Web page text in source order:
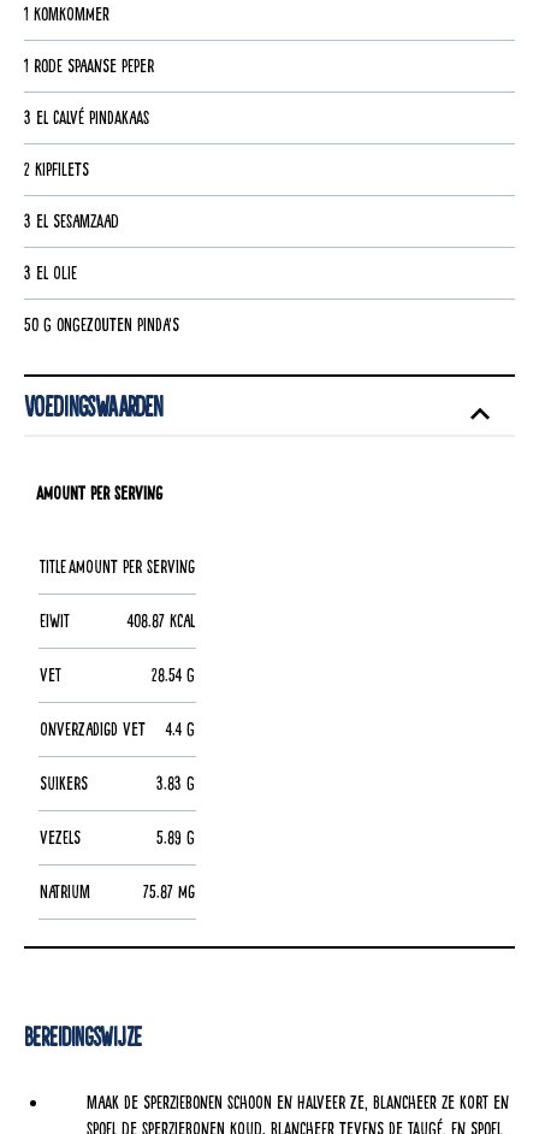
1 komkommer
1 rode Spaanse peper
3 el Calvé Pindakaas
2 kipfilets
3 el sesamzaad
3 el olie
50 g ongezouten pinda's
Voedingswaarden
Amount per Serving
TitleAmount per Serving
Eiwit 408.87 kcal
Vet 28.54 g
Onverzadigd vet 4.4 g
Suikers 3.83 g
Vezels 5.89 g
Natrium 75.87 mg
Bereidingswijze
Maak de sperziebonen schoon en halveer ze, blancheer ze kort en
spoel de sperziebonen koud. Blancheer tevens de taugé, en spoel